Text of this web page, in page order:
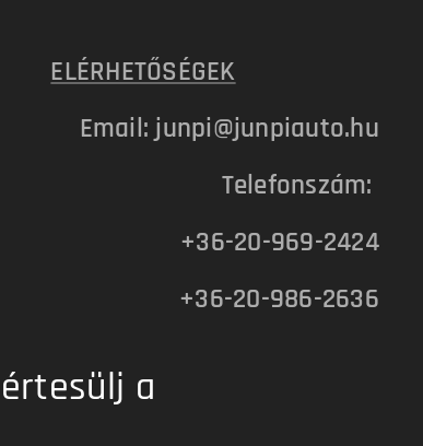
ELÉRHETŐSÉGEK
Email: junpi@junpiauto.hu
Telefonszám:
+36-20-969-2424
+36-20-986-2636
a